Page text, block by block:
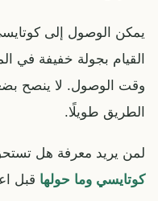
يمكن الوصول إلى
القيام بجولة خفيفة في
وقت الوصول. لا ينصح
الطريق طويلًا.
لمن يريد معرفة هل
كوتايسي وما حولها قبل